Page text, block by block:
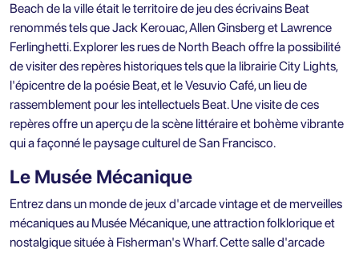
Beach de la ville était le territoire de jeu des écrivains Beat
renommés tels que Jack Kerouac, Allen Ginsberg et Lawrence
Ferlinghetti. Explorer les rues de North Beach offre la possibilité
de visiter des repères historiques tels que la librairie City Lights,
l'épicentre de la poésie Beat, et le Vesuvio Café, un lieu de
rassemblement pour les intellectuels Beat. Une visite de ces
repères offre un aperçu de la scène littéraire et bohème vibrante
qui a façonné le paysage culturel de San Francisco.
Le Musée Mécanique
Entrez dans un monde de jeux d'arcade vintage et de merveilles
mécaniques au Musée Mécanique, une attraction folklorique et
nostalgique située à Fisherman's Wharf. Cette salle d'arcade